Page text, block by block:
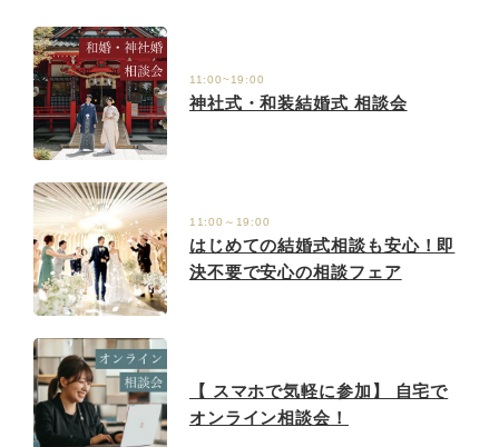
11:00~19:00
神社式・和装結婚式 相談会
11:00～19:00
はじめての結婚式相談も安心！即
決不要で安心の相談フェア
【 スマホで気軽に参加】 自宅で
オンライン相談会！